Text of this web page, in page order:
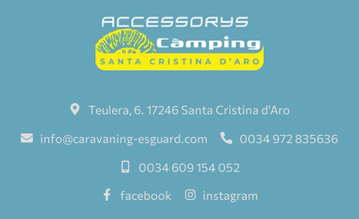
Teulera, 6. 17246 Santa Cristina d'Aro
info@caravaning-esguard.com
0034 972 835636
0034 609 154 052
facebook
instagram